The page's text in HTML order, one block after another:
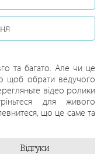
та багато. Але чи це
щоб обрати ведучого
відео ролики
для живого
що це саме та
Відгуки